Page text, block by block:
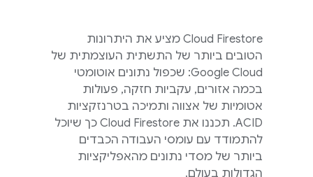
Cloud Firestore מציע את היתרונות
הטובים ביותר של התשתית העוצמתית של
Google Cloud: שכפול נתונים אוטומטי
בכמה אזורים, עקביות חזקה, פעולות
אטומיות של אצווה ותמיכה בטרנזקציות
ACID. תכננו את
Cloud Firestore כך שיוכל
להתמודד עם עומסי העבודה הכבדים
ביותר של מסדי נתונים מהאפליקציות
הגדולות בעולם.